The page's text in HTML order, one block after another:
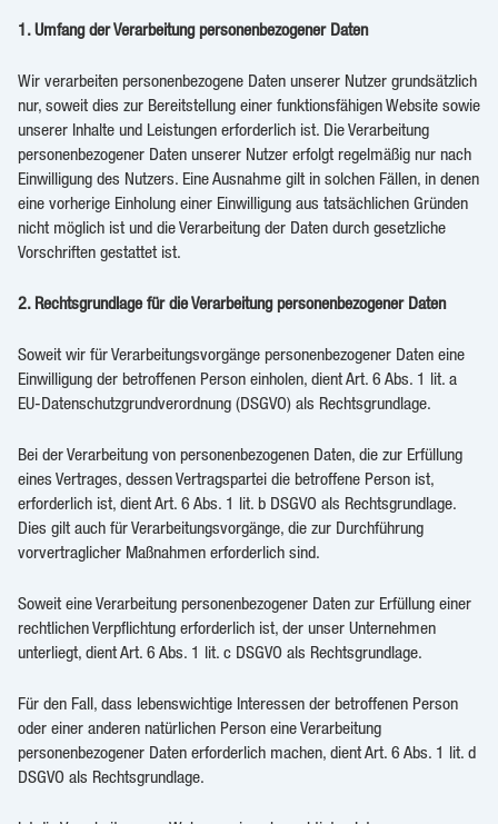
1. Umfang der Verarbeitung personenbezogener Daten
Wir verarbeiten personenbezogene Daten unserer Nutzer grundsätzlich
nur, soweit dies zur Bereitstellung einer funktionsfähigen Website sowie
unserer Inhalte und Leistungen erforderlich ist. Die Verarbeitung
personenbezogener Daten unserer Nutzer erfolgt regelmäßig nur nach
Einwilligung des Nutzers. Eine Ausnahme gilt in solchen Fällen, in denen
eine vorherige Einholung einer Einwilligung aus tatsächlichen Gründen
nicht möglich ist und die Verarbeitung der Daten durch gesetzliche
Vorschriften gestattet ist.
2. Rechtsgrundlage für die Verarbeitung personenbezogener Daten
Soweit wir für Verarbeitungsvorgänge personenbezogener Daten eine
Einwilligung der betroffenen Person einholen, dient Art. 6 Abs. 1 lit. a
EU-Datenschutzgrundverordnung (DSGVO) als Rechtsgrundlage.
Bei der Verarbeitung von personenbezogenen Daten, die zur Erfüllung
eines Vertrages, dessen Vertragspartei die betroffene Person ist,
erforderlich ist, dient Art. 6 Abs. 1 lit. b DSGVO als Rechtsgrundlage.
Dies gilt auch für Verarbeitungsvorgänge, die zur Durchführung
vorvertraglicher Maßnahmen erforderlich sind.
Soweit eine Verarbeitung personenbezogener Daten zur Erfüllung einer
rechtlichen Verpflichtung erforderlich ist, der unser Unternehmen
unterliegt, dient Art. 6 Abs. 1 lit. c DSGVO als Rechtsgrundlage.
Für den Fall, dass lebenswichtige Interessen der betroffenen Person
oder einer anderen natürlichen Person eine Verarbeitung
personenbezogener Daten erforderlich machen, dient Art. 6 Abs. 1 lit. d
DSGVO als Rechtsgrundlage.